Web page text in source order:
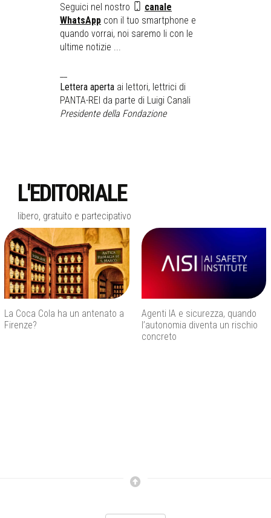
Seguici nel nostro
canale
WhatsApp con il tuo smartphone e
quando vorrai, noi saremo li con le
ultime notizie ...
Lettera aperta ai lettori, lettrici di
PANTA-REI da parte di Luigi Canali
Presidente della Fondazione
L'EDITORIALE
libero, gratuito e partecipativo
La Coca Cola ha un antenato a
Firenze?
Agenti IA e sicurezza, quando
l’autonomia diventa un rischio
concreto